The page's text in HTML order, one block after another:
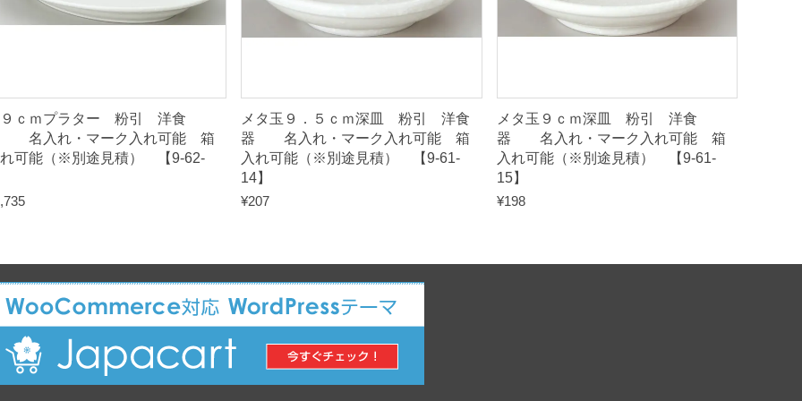
1
-
u
a
y
９ｃｍプラター 粉引 洋食
名入れ・マーク入れ可能 箱
れ可能（※別途見積） 【9-62-
メタ玉９．５ｃｍ深皿 粉引 洋食
器 名入れ・マーク入れ可能 箱
入れ可能（※別途見積） 【9-61-
14】
¥207
メタ玉９ｃｍ深皿 粉引 洋食
器 名入れ・マーク入れ可能 箱
入れ可能（※別途見積） 【9-61-
15】
¥198